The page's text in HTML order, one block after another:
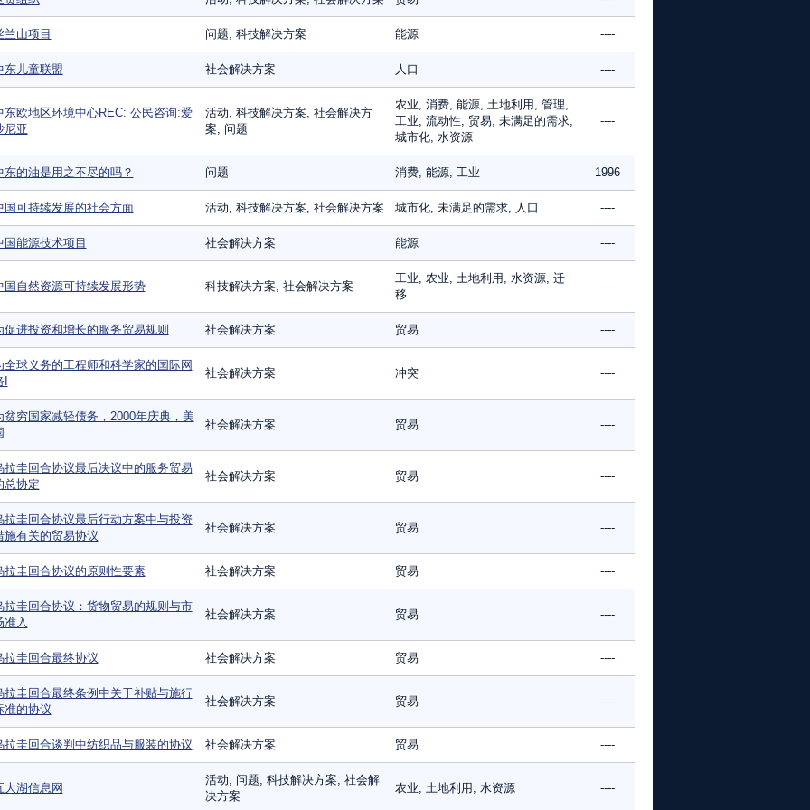
兰山项目 问题, 科技解决方案 能源 ----
东儿童联盟 社会解决方案 人口 ----
东欧地区环境中心REC: 公民咨询:爱
尼亚
活动, 科技解决方案, 社会解决方
案, 问题
农业, 消费, 能源, 土地利用, 管理,
工业, 流动性, 贸易, 未满足的需求,
城市化, 水资源
----
东的油是用之不尽的吗？ 问题 消费, 能源, 工业 1996
国可持续发展的社会方面 活动, 科技解决方案, 社会解决方案 城市化, 未满足的需求, 人口 ----
国能源技术项目 社会解决方案 能源 ----
国自然资源可持续发展形势 科技解决方案, 社会解决方案
工业, 农业, 土地利用, 水资源, 迁
移
----
促进投资和增长的服务贸易规则 社会解决方案 贸易 ----
全球义务的工程师和科学家的国际网
I
社会解决方案 冲突 ----
贫穷国家减轻债务，2000年庆典，美
社会解决方案 贸易 ----
拉圭回合协议最后决议中的服务贸易
总协定
社会解决方案 贸易 ----
拉圭回合协议最后行动方案中与投资
施有关的贸易协议
社会解决方案 贸易 ----
拉圭回合协议的原则性要素 社会解决方案 贸易 ----
拉圭回合协议：货物贸易的规则与市
准入
社会解决方案 贸易 ----
拉圭回合最终协议 社会解决方案 贸易 ----
拉圭回合最终条例中关于补贴与施行
准的协议
社会解决方案 贸易 ----
拉圭回合谈判中纺织品与服装的协议 社会解决方案 贸易 ----
大湖信息网
活动, 问题, 科技解决方案, 社会解
决方案
农业, 土地利用, 水资源 ----